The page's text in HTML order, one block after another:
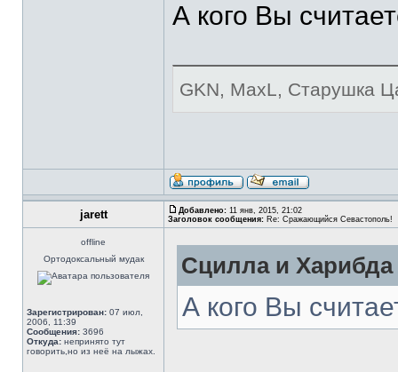
А кого Вы
GKN, MaxL, Старушка
jarett Добавлено: 11 янв, 2015, 21:02
Заголовок сообщения: Re: Сражающийся Севастополь!
offline
Ортодоксальный мудак
Зарегистрирован: 07 июл,
2006, 11:39
Сообщения: 3696
Откуда: непринято тут
говорить,но из неё на лыжах.
Сцилла и Харибда
А кого Вы